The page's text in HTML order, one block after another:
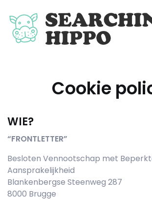
Cookie
WIE?
“FRONTLETTER”
Besloten Vennootschap met
Aansprakelijkheid
Blankenbergse Steenweg 287
8000 Brugge